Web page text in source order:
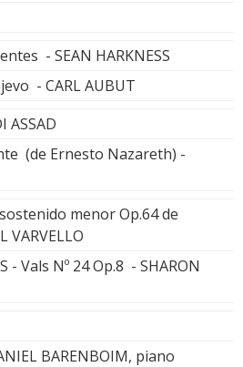
- SEAN HARKNESS
- CARL AUBUT
ASSAD
(de Ernesto Nazareth) -
menor Op.64 de
VARVELLO
- Vals Nº 24 Op.8 - SHARON
BARENBOIM, piano